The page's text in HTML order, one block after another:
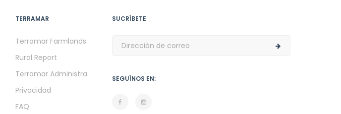
TERRAMAR
Terramar Farmlands
Rural Report
Terramar Administra
Privacidad
FAQ
SUCRÍBETE
SEGUÍNOS EN: